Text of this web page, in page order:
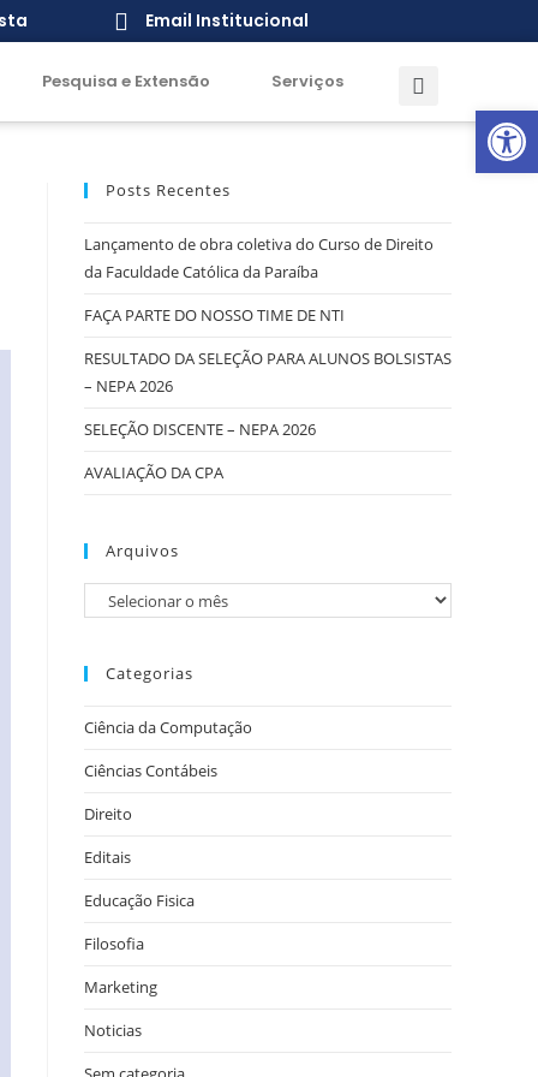
Email Institucional
Pesquisa e Extensão Serviços
Posts Recentes
Lançamento de obra coletiva do Curso de Direito
da Faculdade Católica da Paraíba
FAÇA PARTE DO NOSSO TIME DE NTI
RESULTADO DA SELEÇÃO PARA ALUNOS BOLSISTAS
– NEPA 2026
SELEÇÃO DISCENTE – NEPA 2026
AVALIAÇÃO DA CPA
Arquivos
Categorias
Ciência da Computação
Ciências Contábeis
Direito
Editais
Educação Fisica
Filosofia
Marketing
Noticias
Open toolbar